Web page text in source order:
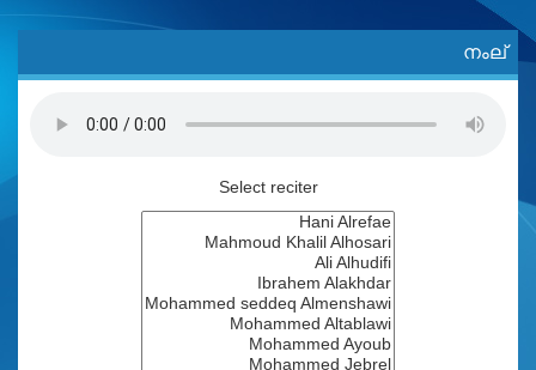
നംല്
Select reciter